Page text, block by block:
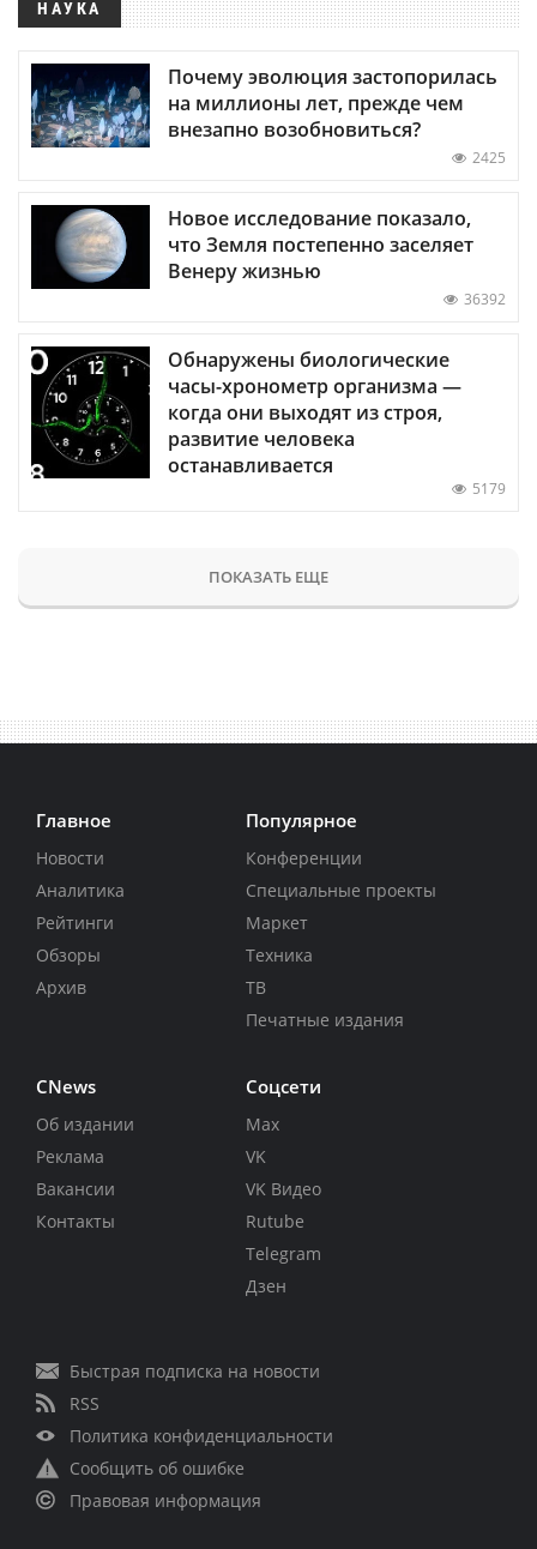
НАУКА
Почему эволюция застопорилась
на миллионы лет, прежде чем
внезапно возобновиться?
2425
Новое исследование показало,
что Земля постепенно заселяет
Венеру жизнью
36392
Обнаружены биологические
часы-хронометр организма —
когда они выходят из строя,
развитие человека
останавливается
5179
ПОКАЗАТЬ ЕЩЕ
Главное
Новости
Аналитика
Рейтинги
Обзоры
Архив
Популярное
Конференции
Специальные проекты
Маркет
Техника
ТВ
Печатные издания
CNews
Об издании
Реклама
Вакансии
Контакты
Соцсети
Max
VK
VK Видео
Rutube
Telegram
Дзен
Быстрая подписка на новости
RSS
Политика конфиденциальности
Сообщить об ошибке
Правовая информация